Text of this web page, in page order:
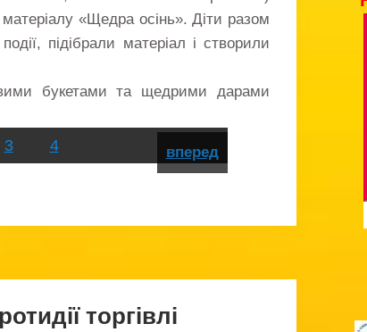
«Щедра осінь». Діти разом
підібрали матеріал і створили
букетами та щедрими дарами
вперед
3 4
торгівлі